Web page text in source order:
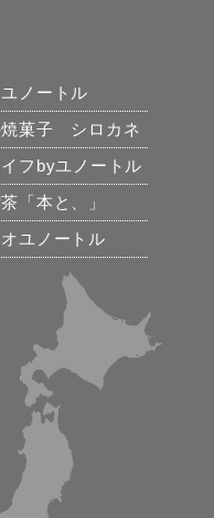
ォローする
ノートル
焼菓子 シロカネ
フbyユノートル
「本と、」
ユノートル